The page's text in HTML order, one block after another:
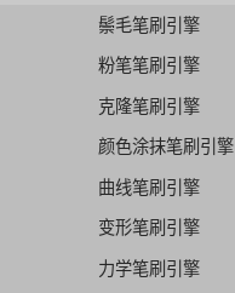
鬃毛笔刷引擎
粉笔笔刷引擎
克隆笔刷引擎
颜色涂抹笔刷引擎
曲线笔刷引擎
变形笔刷引擎
力学笔刷引擎